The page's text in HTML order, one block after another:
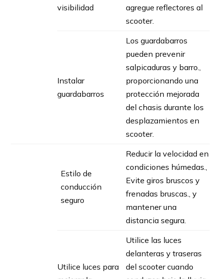
visibilidad
agregue reflectores al
scooter.
Instalar
guardabarros
Los guardabarros
pueden prevenir
salpicaduras y barro.,
proporcionando una
protección mejorada
del chasis durante los
desplazamientos en
scooter.
Estilo de
conducción
seguro
Reducir la velocidad en
condiciones húmedas.,
Evite giros bruscos y
frenadas bruscas., y
mantener una
distancia segura.
Utilice luces para
Utilice las luces
delanteras y traseras
del scooter cuando